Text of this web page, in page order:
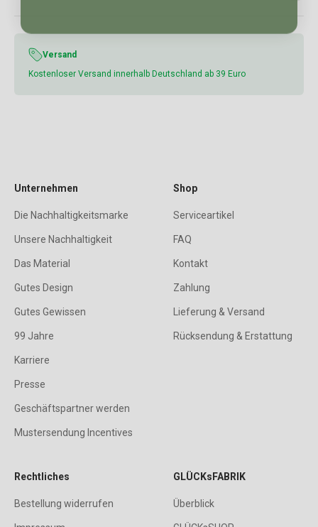
Versand
Kostenloser Versand innerhalb Deutschland ab 39 Euro
Unternehmen
Die Nachhaltigkeitsmarke
Unsere Nachhaltigkeit
Das Material
Gutes Design
Gutes Gewissen
99 Jahre
Karriere
Presse
Geschäftspartner werden
Mustersendung Incentives
Shop
Serviceartikel
FAQ
Kontakt
Zahlung
Lieferung & Versand
Rücksendung & Erstattung
Rechtliches
Bestellung widerrufen
GLÜCKsFABRIK
Überblick